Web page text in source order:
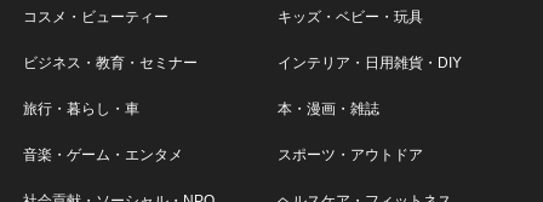
コスメ・ビューティー キッズ・ベビー・玩具
ビジネス・教育・セミナー インテリア・日用雑貨・DIY
旅行・暮らし・車 本・漫画・雑誌
音楽・ゲーム・エンタメ スポーツ・アウトドア